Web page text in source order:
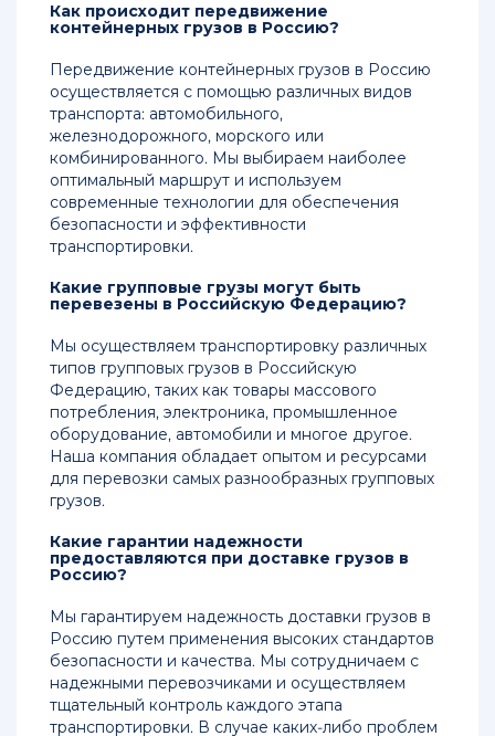
Как происходит передвижение
контейнерных грузов в Россию?
Передвижение контейнерных грузов в Россию
осуществляется с помощью различных видов
транспорта: автомобильного,
железнодорожного, морского или
комбинированного. Мы выбираем наиболее
оптимальный маршрут и используем
современные технологии для обеспечения
безопасности и эффективности
транспортировки.
Какие групповые грузы могут быть
перевезены в Российскую Федерацию?
Мы осуществляем транспортировку различных
типов групповых грузов в Российскую
Федерацию, таких как товары массового
потребления, электроника, промышленное
оборудование, автомобили и многое другое.
Наша компания обладает опытом и ресурсами
для перевозки самых разнообразных групповых
грузов.
Какие гарантии надежности
предоставляются при доставке грузов в
Россию?
Мы гарантируем надежность доставки грузов в
Россию путем применения высоких стандартов
безопасности и качества. Мы сотрудничаем с
надежными перевозчиками и осуществляем
тщательный контроль каждого этапа
транспортировки. В случае каких-либо проблем